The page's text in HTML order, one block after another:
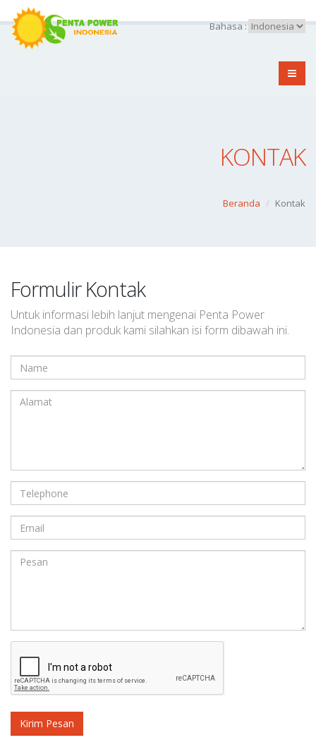
Bahasa :
KONTAK
Beranda Kontak
Formulir Kontak
Untuk informasi lebih lanjut mengenai Penta Power
Indonesia dan produk kami silahkan isi form dibawah ini.
Kirim Pesan